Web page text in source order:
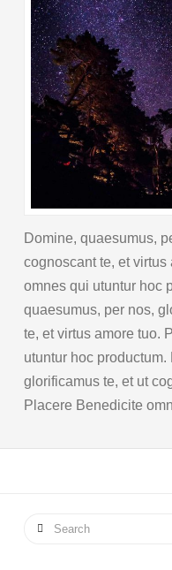
Domine, quaesumus,
cognoscant te, et
omnes qui utuntur hoc
quaesumus, per nos,
te, et virtus amore tuo.
utuntur hoc
glorificamus te, et ut
Placere Benedicite
Search